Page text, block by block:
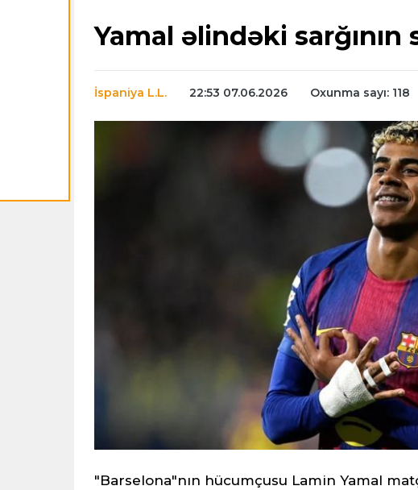
Yamal əlindəki sarğının
İspaniya L.L. 22:53 07.06.2026 Oxunma sayı: 118
"Barselona"nın hücumçusu Lamin Yamal